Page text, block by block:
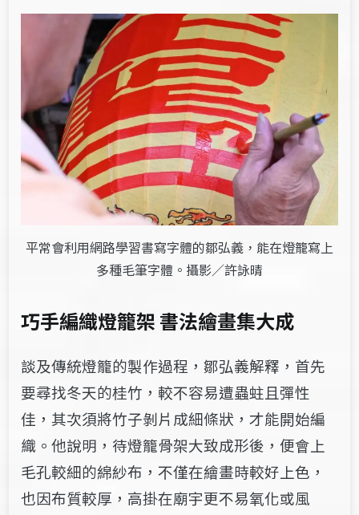
平常會利用網路學習書寫字體的鄒弘義，能在燈籠寫上
多種毛筆字體。攝影／許詠晴
巧手編織燈籠架 書法繪畫集大成
談及傳統燈籠的製作過程，鄒弘義解釋，首先
要尋找冬天的桂竹，較不容易遭蟲蛀且彈性
佳，其次須將竹子剝片成細條狀，才能開始編
織。他說明，待燈籠骨架大致成形後，便會上
毛孔較細的綿紗布，不僅在繪畫時較好上色，
也因布質較厚，高掛在廟宇更不易氧化或風